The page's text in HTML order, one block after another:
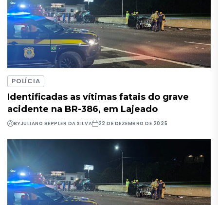
POLÍCIA
Identificadas as vítimas fatais do grave
acidente na BR-386, em Lajeado
BYJULIANO BEPPLER DA SILVA 22 DE DEZEMBRO DE 2025